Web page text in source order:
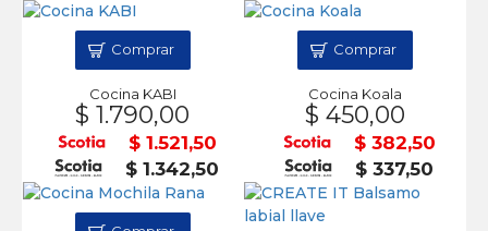
Cocina KABI
$ 1.790,00
$ 1.521,50
$ 1.342,50
Comprar
Cocina Koala
$ 450,00
$ 382,50
$ 337,50
Comprar